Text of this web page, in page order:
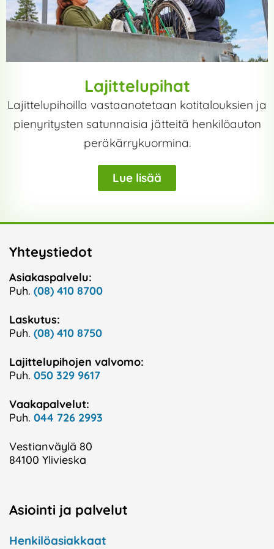
Lajittelupihat
Lajittelupihoilla vastaanotetaan kotitalouksien ja
pienyritysten satunnaisia jätteitä henkilöauton
peräkärrykuormina.
Lue lisää
Yhteystiedot
Asiakaspalvelu:
Puh. (08) 410 8700
Laskutus:
Puh. (08) 410 8750
Lajittelupihojen valvomo:
Puh. 050 329 9617
Vaakapalvelut:
Puh. 044 726 2993
Vestianväylä 80
84100 Ylivieska
Asiointi ja palvelut
Henkilöasiakkaat